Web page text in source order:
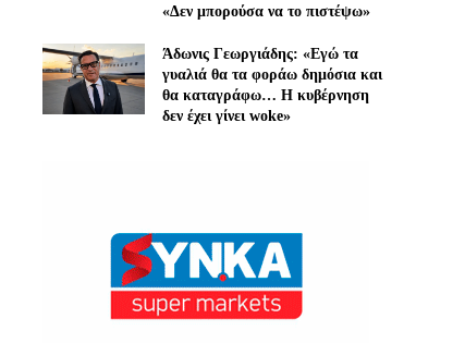
«Δεν μπορούσα να το πιστέψω»
Άδωνις Γεωργιάδης: «Εγώ τα
γυαλιά θα τα φοράω δημόσια και
θα καταγράφω… Η κυβέρνηση
δεν έχει γίνει woke»